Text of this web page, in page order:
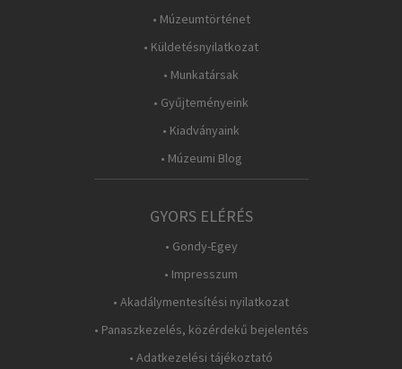
• Múzeumtörténet
• Küldetésnyilatkozat
• Munkatársak
• Gyűjteményeink
• Kiadványaink
• Múzeumi Blog
GYORS ELÉRÉS
• Gondy-Egey
• Impresszum
• Akadálymentesítési nyilatkozat
• Panaszkezelés, közérdekű bejelentés
• Adatkezelési tájékoztató